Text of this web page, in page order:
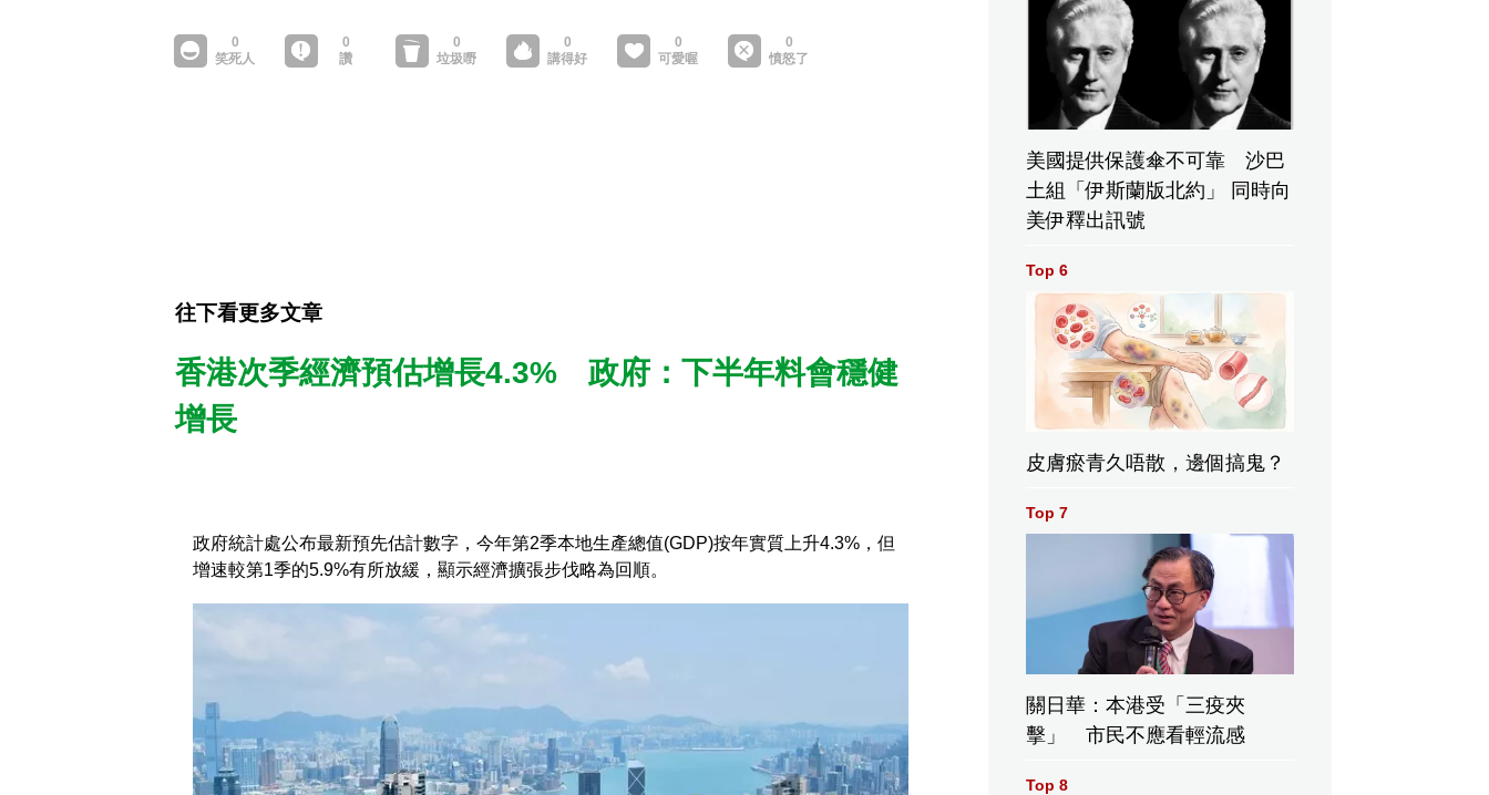
往下看更多文章
香港次季經濟預估增長4.3% 政府：下半年料會穩健
增長
政府統計處公布最新預先估計數字，今年第2季本地生產總值(GDP)按年實質上升4.3%，但
增速較第1季的5.9%有所放緩，顯示經濟擴張步伐略為回順。
美國提供保護傘不可靠 沙巴
土組「伊斯蘭版北約」 同時向
美伊釋出訊號
Top 6
皮膚瘀青久唔散，邊個搞鬼？
Top 7
關日華：本港受「三疫夾
擊」 市民不應看輕流感
Top 8